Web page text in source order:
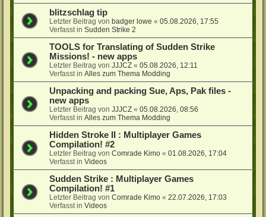
blitzschlag tip
Letzter Beitrag vonbadger lowe «05.08.2026, 17:55
Verfasst inSudden Strike 2
TOOLS for Translating of Sudden Strike
Missions! - new apps
Letzter Beitrag vonJJJCZ «05.08.2026, 12:11
Verfasst inAlles zum Thema Modding
Unpacking and packing Sue, Aps, Pak files -
new apps
Letzter Beitrag vonJJJCZ «05.08.2026, 08:56
Verfasst inAlles zum Thema Modding
Hidden Stroke II : Multiplayer Games
Compilation! #2
Letzter Beitrag vonComrade Kimo «01.08.2026, 17:04
Verfasst inVideos
Sudden Strike : Multiplayer Games
Compilation! #1
Letzter Beitrag vonComrade Kimo «22.07.2026, 17:03
Verfasst inVideos